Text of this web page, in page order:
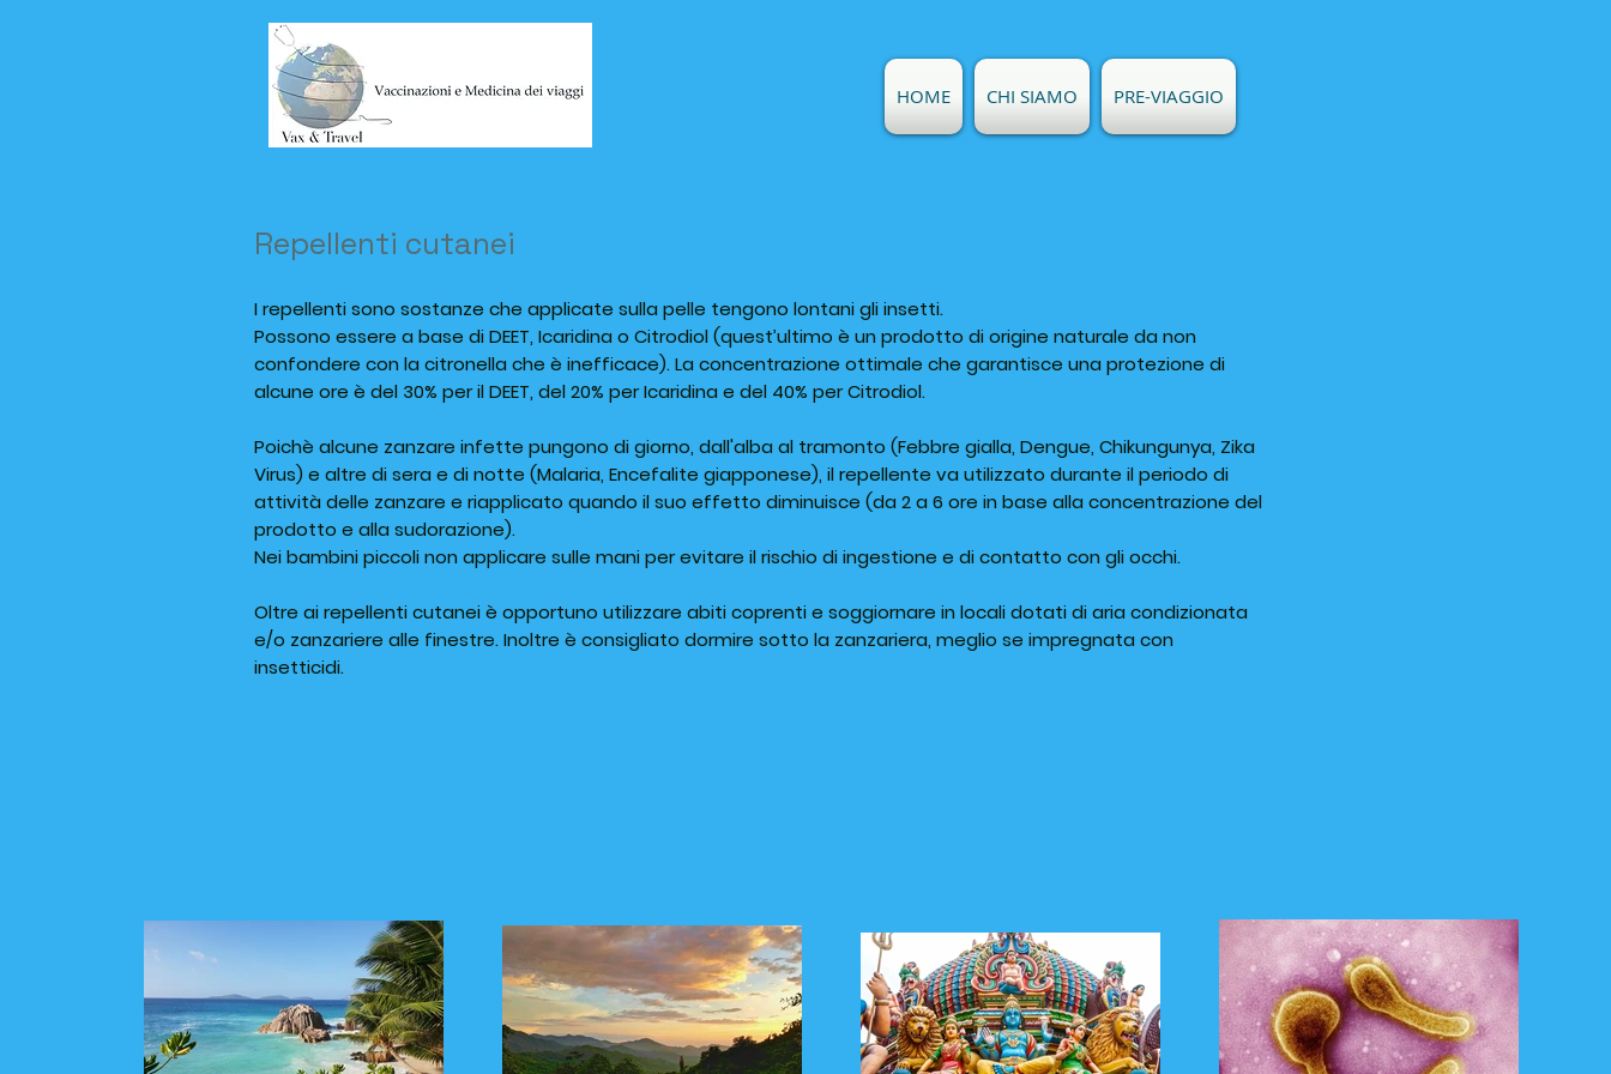
HOME CHI SIAMO PRE-VIAGGIO
Repellenti cutanei
I repellenti sono sostanze che applicate sulla pelle tengono lontani gli insetti.
Possono essere a base di DEET, Icaridina o Citrodiol (quest’ultimo è un prodotto di origine naturale da non
confondere con la citronella che è inefficace). La concentrazione ottimale che garantisce una protezione di
alcune ore è del 30% per il DEET, del 20% per Icaridina e del 40% per Citrodiol.
Poichè alcune zanzare infette pungono di giorno, dall'alba al tramonto (Febbre gialla, Dengue, Chikungunya, Zika
Virus) e altre di sera e di notte (Malaria, Encefalite giapponese), il repellente va utilizzato durante il periodo di
attività delle zanzare e riapplicato quando il suo effetto diminuisce (da 2 a 6 ore in base alla concentrazione del
prodotto e alla sudorazione).
Nei bambini piccoli non applicare sulle mani per evitare il rischio di ingestione e di contatto con gli occhi.
Oltre ai repellenti cutanei è opportuno utilizzare abiti coprenti e soggiornare in locali dotati di aria condizionata
e/o zanzariere alle finestre. Inoltre è consigliato dormire sotto la zanzariera, meglio se impregnata con
insetticidi.